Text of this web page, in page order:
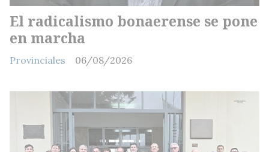
El radicalismo bonaerense se pone
en marcha
Provinciales 06/08/2026